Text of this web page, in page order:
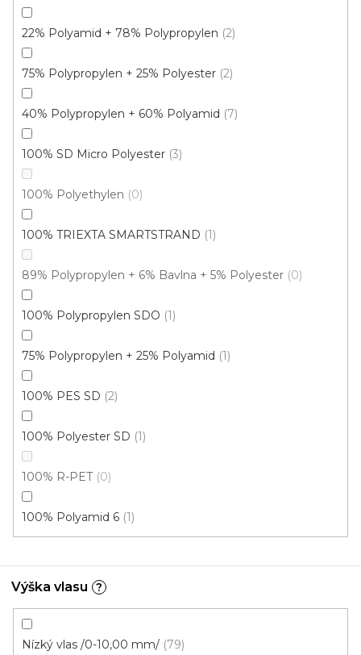
22% Polyamid + 78% Polypropylen 2
75% Polypropylen + 25% Polyester 2
40% Polypropylen + 60% Polyamid 7
100% SD Micro Polyester 3
100% Polyethylen 0
100% TRIEXTA SMARTSTRAND 1
89% Polypropylen + 6% Bavlna + 5% Polyester 0
100% Polypropylen SDO 1
75% Polypropylen + 25% Polyamid 1
100% PES SD 2
100% Polyester SD 1
100% R-PET 0
100% Polyamid 6 1
Výška vlasu ?
Nízký vlas /0-10,00 mm/ 79
Koberec metráž NEW ORLEANS /tex 760
189 Kč / m2
4 m